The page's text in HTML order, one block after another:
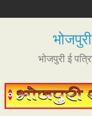
k
भोजपुरी ई